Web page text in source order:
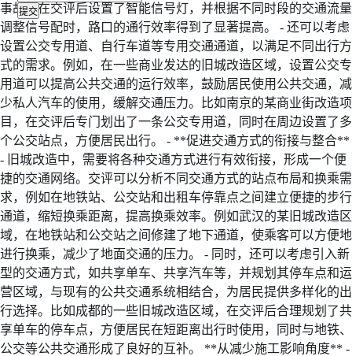
事故，在交评后设置了智能信号灯，并根据不同时段的交通流量
调整信号配时，路口的通行效率得到了显著提高。 - 还可以考虑
设置公交专用道、自行车道等专用交通通道，以满足不同出行方
式的需求。例如，在一些商业发达的旧城改造区域，设置公交专
用道可以提高公共交通的运行效率，鼓励居民使用公共交通，减
少私人汽车的使用，缓解交通压力。比如南京的某商业街改造项
目，在交评后专门划出了一条公交专用道，同时在周边设置了多
个公交站点，方便居民出行。 - **促进交通方式的衔接与整合**
- 旧城改造中，需要将各种交通方式进行有效衔接，形成一个便
捷的交通网络。交评可以分析不同交通方式的站点布局和换乘需
求，例如在地铁站、公交站和出租车停靠点之间建立便捷的步行
通道，缩短换乘距离，提高换乘效率。例如武汉的某旧城改造区
域，在地铁站和公交站之间修建了地下通道，使乘客可以方便地
进行换乘，减少了地面交通的压力。 - 同时，还可以考虑引入新
型的交通方式，如共享单车、共享汽车等，并规划其停车点和运
营区域，与现有的公共交通系统相结合，为居民提供多样化的出
行选择。比如成都的一些旧城改造区域，在交评后合理规划了共
享单车的停车点，方便居民在短距离出行时使用，同时与地铁、
公交等公共交通形成了良好的互补。 **从减少施工影响角度** -